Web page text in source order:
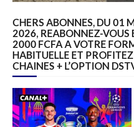
CHERS ABONNES, DU 01
2026, REABONNEZ-VOUS
2000 FCFA A VOTRE
HABITUELLE ET
CHAINES + L’OPTION